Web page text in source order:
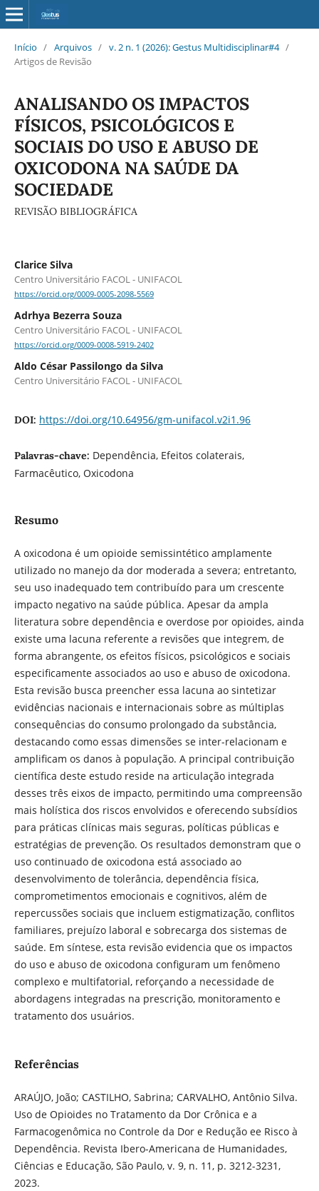
Início / Arquivos / v. 2 n. 1 (2026): Gestus Multidisciplinar#4 /
Artigos de Revisão
ANALISANDO OS IMPACTOS
FÍSICOS, PSICOLÓGICOS E
SOCIAIS DO USO E ABUSO DE
OXICODONA NA SAÚDE DA
SOCIEDADE
REVISÃO BIBLIOGRÁFICA
Clarice Silva
Centro Universitário FACOL - UNIFACOL
https://orcid.org/0009-0005-2098-5569
Adrhya Bezerra Souza
Centro Universitário FACOL - UNIFACOL
https://orcid.org/0009-0008-5919-2402
Aldo César Passilongo da Silva
Centro Universitário FACOL - UNIFACOL
DOI: https://doi.org/10.64956/gm-unifacol.v2i1.96
Palavras-chave: Dependência, Efeitos colaterais,
Farmacêutico, Oxicodona
Resumo
A oxicodona é um opioide semissintético amplamente
utilizado no manejo da dor moderada a severa; entretanto,
seu uso inadequado tem contribuído para um crescente
impacto negativo na saúde pública. Apesar da ampla
literatura sobre dependência e overdose por opioides, ainda
existe uma lacuna referente a revisões que integrem, de
forma abrangente, os efeitos físicos, psicológicos e sociais
especificamente associados ao uso e abuso de oxicodona.
Esta revisão busca preencher essa lacuna ao sintetizar
evidências nacionais e internacionais sobre as múltiplas
consequências do consumo prolongado da substância,
destacando como essas dimensões se inter-relacionam e
amplificam os danos à população. A principal contribuição
científica deste estudo reside na articulação integrada
desses três eixos de impacto, permitindo uma compreensão
mais holística dos riscos envolvidos e oferecendo subsídios
para práticas clínicas mais seguras, políticas públicas e
estratégias de prevenção. Os resultados demonstram que o
uso continuado de oxicodona está associado ao
desenvolvimento de tolerância, dependência física,
comprometimentos emocionais e cognitivos, além de
repercussões sociais que incluem estigmatização, conflitos
familiares, prejuízo laboral e sobrecarga dos sistemas de
saúde. Em síntese, esta revisão evidencia que os impactos
do uso e abuso de oxicodona configuram um fenômeno
complexo e multifatorial, reforçando a necessidade de
abordagens integradas na prescrição, monitoramento e
tratamento dos usuários.
Referências
ARAÚJO, João; CASTILHO, Sabrina; CARVALHO, Antônio Silva.
Uso de Opioides no Tratamento da Dor Crônica e a
Farmacogenômica no Controle da Dor e Redução ee Risco à
Dependência. Revista Ibero-Americana de Humanidades,
Ciências e Educação, São Paulo, v. 9, n. 11, p. 3212-3231,
2023.